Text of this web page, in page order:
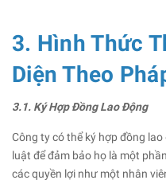
3. Hình Thức
Diện Theo
3.1. Ký Hợp Đồng Lao Động
Công ty có thể ký hợp đồng
luật để đảm bảo họ là một
các quyền lợi như một nhân